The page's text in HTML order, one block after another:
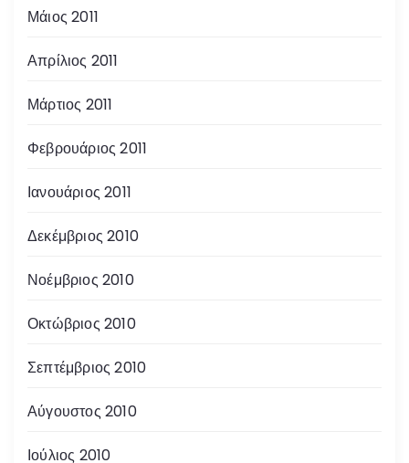
Μάιος 2011
Απρίλιος 2011
Μάρτιος 2011
Φεβρουάριος 2011
Ιανουάριος 2011
Δεκέμβριος 2010
Νοέμβριος 2010
Οκτώβριος 2010
Σεπτέμβριος 2010
Αύγουστος 2010
Ιούλιος 2010